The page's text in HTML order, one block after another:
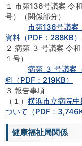
１ 市第136号議案 令
号）（関係部分）
市第136号議案
資料（PDF：288KB）
２ 病第 ３ 号議案 令
１号）
病第 ３ 号議案
料（PDF：219KB）
３ 報告事項
（１） 横浜市立病院
ついて（PDF：
健康福祉局関係